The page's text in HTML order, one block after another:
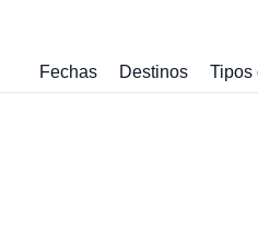
Fechas Destinos Tipos